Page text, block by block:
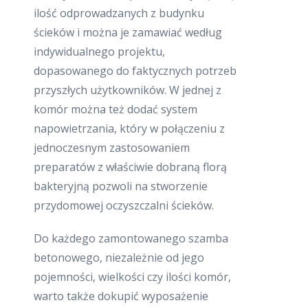
ilość odprowadzanych z budynku
ścieków i można je zamawiać według
indywidualnego projektu,
dopasowanego do faktycznych potrzeb
przyszłych użytkowników. W jednej z
komór można też dodać system
napowietrzania, który w połączeniu z
jednoczesnym zastosowaniem
preparatów z właściwie dobraną florą
bakteryjną pozwoli na stworzenie
przydomowej oczyszczalni ścieków.
Do każdego zamontowanego szamba
betonowego, niezależnie od jego
pojemności, wielkości czy ilości komór,
warto także dokupić wyposażenie